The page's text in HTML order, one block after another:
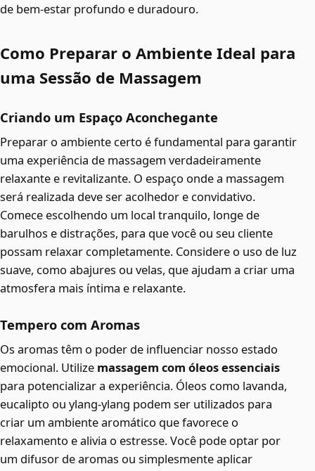
de bem-estar profundo e duradouro.
Como Preparar o Ambiente Ideal para
uma Sessão de Massagem
Criando um Espaço Aconchegante
Preparar o ambiente certo é fundamental para garantir
uma experiência de massagem verdadeiramente
relaxante e revitalizante. O espaço onde a massagem
será realizada deve ser acolhedor e convidativo.
Comece escolhendo um local tranquilo, longe de
barulhos e distrações, para que você ou seu cliente
possam relaxar completamente. Considere o uso de luz
suave, como abajures ou velas, que ajudam a criar uma
atmosfera mais íntima e relaxante.
Tempero com Aromas
Os aromas têm o poder de influenciar nosso estado
emocional. Utilize massagem com óleos essenciais
para potencializar a experiência. Óleos como lavanda,
eucalipto ou ylang-ylang podem ser utilizados para
criar um ambiente aromático que favorece o
relaxamento e alivia o estresse. Você pode optar por
um difusor de aromas ou simplesmente aplicar